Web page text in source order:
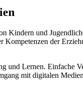
Kindern und
der
Lernen. Einfache
mit digitalen